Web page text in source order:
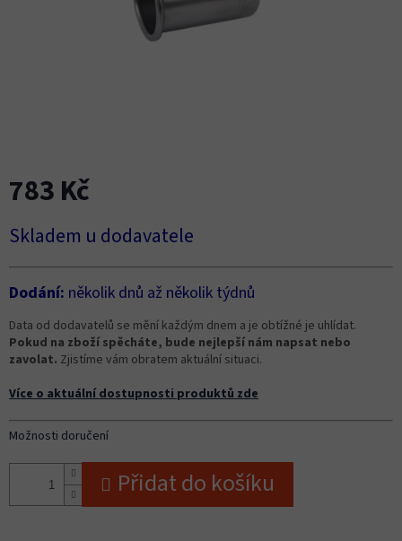
783 Kč
cena:
Skladem u dodavatele
Dodání: několik dnů až několik týdnů
Data od dodavatelů se mění každým dnem a je obtížné je uhlídat.
Pokud na zboží spěcháte, bude nejlepší nám napsat nebo
zavolat. Zjistíme vám obratem aktuální situaci.
Více o aktuální dostupnosti produktů zde
Možnosti doručení
Přidat do košíku